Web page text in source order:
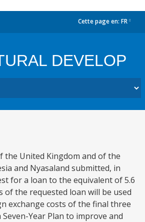
Cette page en: FR
DEVELOP
the United Kingdom and of the
and Nyasaland submitted, in
for a loan to the equivalent of 5.6
of the requested loan will be used
exchange costs of the final three
Year Plan to improve and